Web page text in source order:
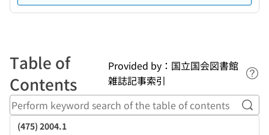
Table of
Contents
Provided by：国立国会図書館
雑誌記事索引
(475) 2004.1